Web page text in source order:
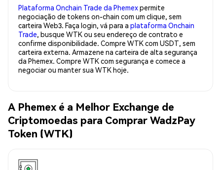
Plataforma Onchain Trade da Phemexpermite
negociação de tokens on-chain com um clique, sem
carteira Web3. Faça login, vá para a plataforma Onchain
Trade, busque WTK ou seu endereço de contrato e
confirme disponibilidade. Compre WTK com USDT, sem
carteira externa. Armazene na carteira de alta segurança
da Phemex. Compre WTK com segurança e comece a
negociar ou manter sua WTK hoje.
A Phemex é a Melhor Exchange de
Criptomoedas para Comprar WadzPay
Token (WTK)